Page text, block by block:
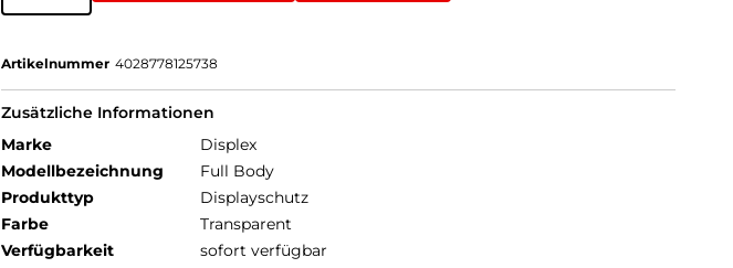
Artikelnummer 4028778125738
Zusätzliche Informationen
Marke
Displex
Modellbezeichnung
Full Body
Produkttyp
Displayschutz
Farbe
Transparent
Verfügbarkeit
sofort verfügbar